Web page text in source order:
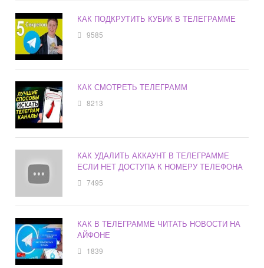
КАК ПОДКРУТИТЬ КУБИК В ТЕЛЕГРАММЕ
9585
КАК СМОТРЕТЬ ТЕЛЕГРАММ
8213
КАК УДАЛИТЬ АККАУНТ В ТЕЛЕГРАММЕ
ЕСЛИ НЕТ ДОСТУПА К НОМЕРУ ТЕЛЕФОНА
7495
КАК В ТЕЛЕГРАММЕ ЧИТАТЬ НОВОСТИ НА
АЙФОНЕ
1839